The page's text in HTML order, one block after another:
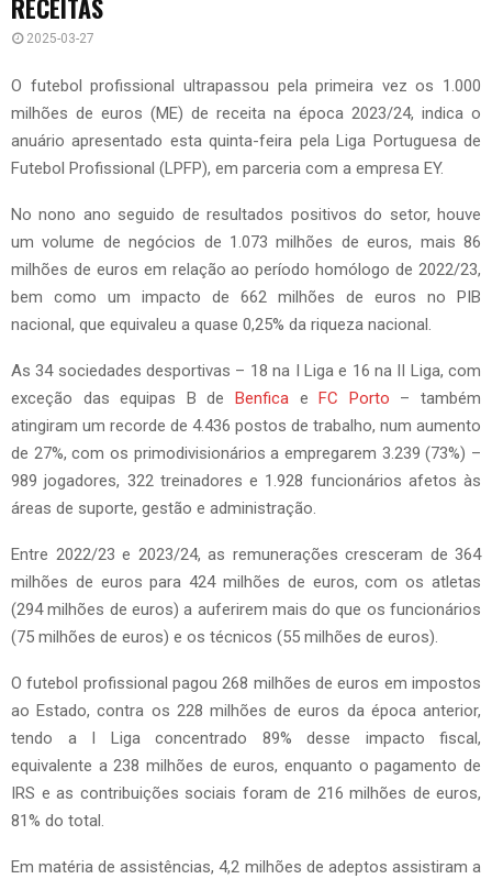
RECEITAS
2025-03-27
O futebol profissional ultrapassou pela primeira vez os 1.000
milhões de euros (ME) de receita na época 2023/24, indica o
anuário apresentado esta quinta-feira pela Liga Portuguesa de
Futebol Profissional (LPFP), em parceria com a empresa EY.
No nono ano seguido de resultados positivos do setor, houve
um volume de negócios de 1.073 milhões de euros, mais 86
milhões de euros em relação ao período homólogo de 2022/23,
bem como um impacto de 662 milhões de euros no PIB
nacional, que equivaleu a quase 0,25% da riqueza nacional.
As 34 sociedades desportivas – 18 na I Liga e 16 na II Liga, com
exceção das equipas B de Benfica eFC Porto – também
atingiram um recorde de 4.436 postos de trabalho, num aumento
de 27%, com os primodivisionários a empregarem 3.239 (73%) –
989 jogadores, 322 treinadores e 1.928 funcionários afetos às
áreas de suporte, gestão e administração.
Entre 2022/23 e 2023/24, as remunerações cresceram de 364
milhões de euros para 424 milhões de euros, com os atletas
(294 milhões de euros) a auferirem mais do que os funcionários
(75 milhões de euros) e os técnicos (55 milhões de euros).
O futebol profissional pagou 268 milhões de euros em impostos
ao Estado, contra os 228 milhões de euros da época anterior,
tendo a I Liga concentrado 89% desse impacto fiscal,
equivalente a 238 milhões de euros, enquanto o pagamento de
IRS e as contribuições sociais foram de 216 milhões de euros,
81% do total.
Em matéria de assistências, 4,2 milhões de adeptos assistiram a